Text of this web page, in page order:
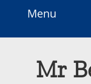
Menu
Mr